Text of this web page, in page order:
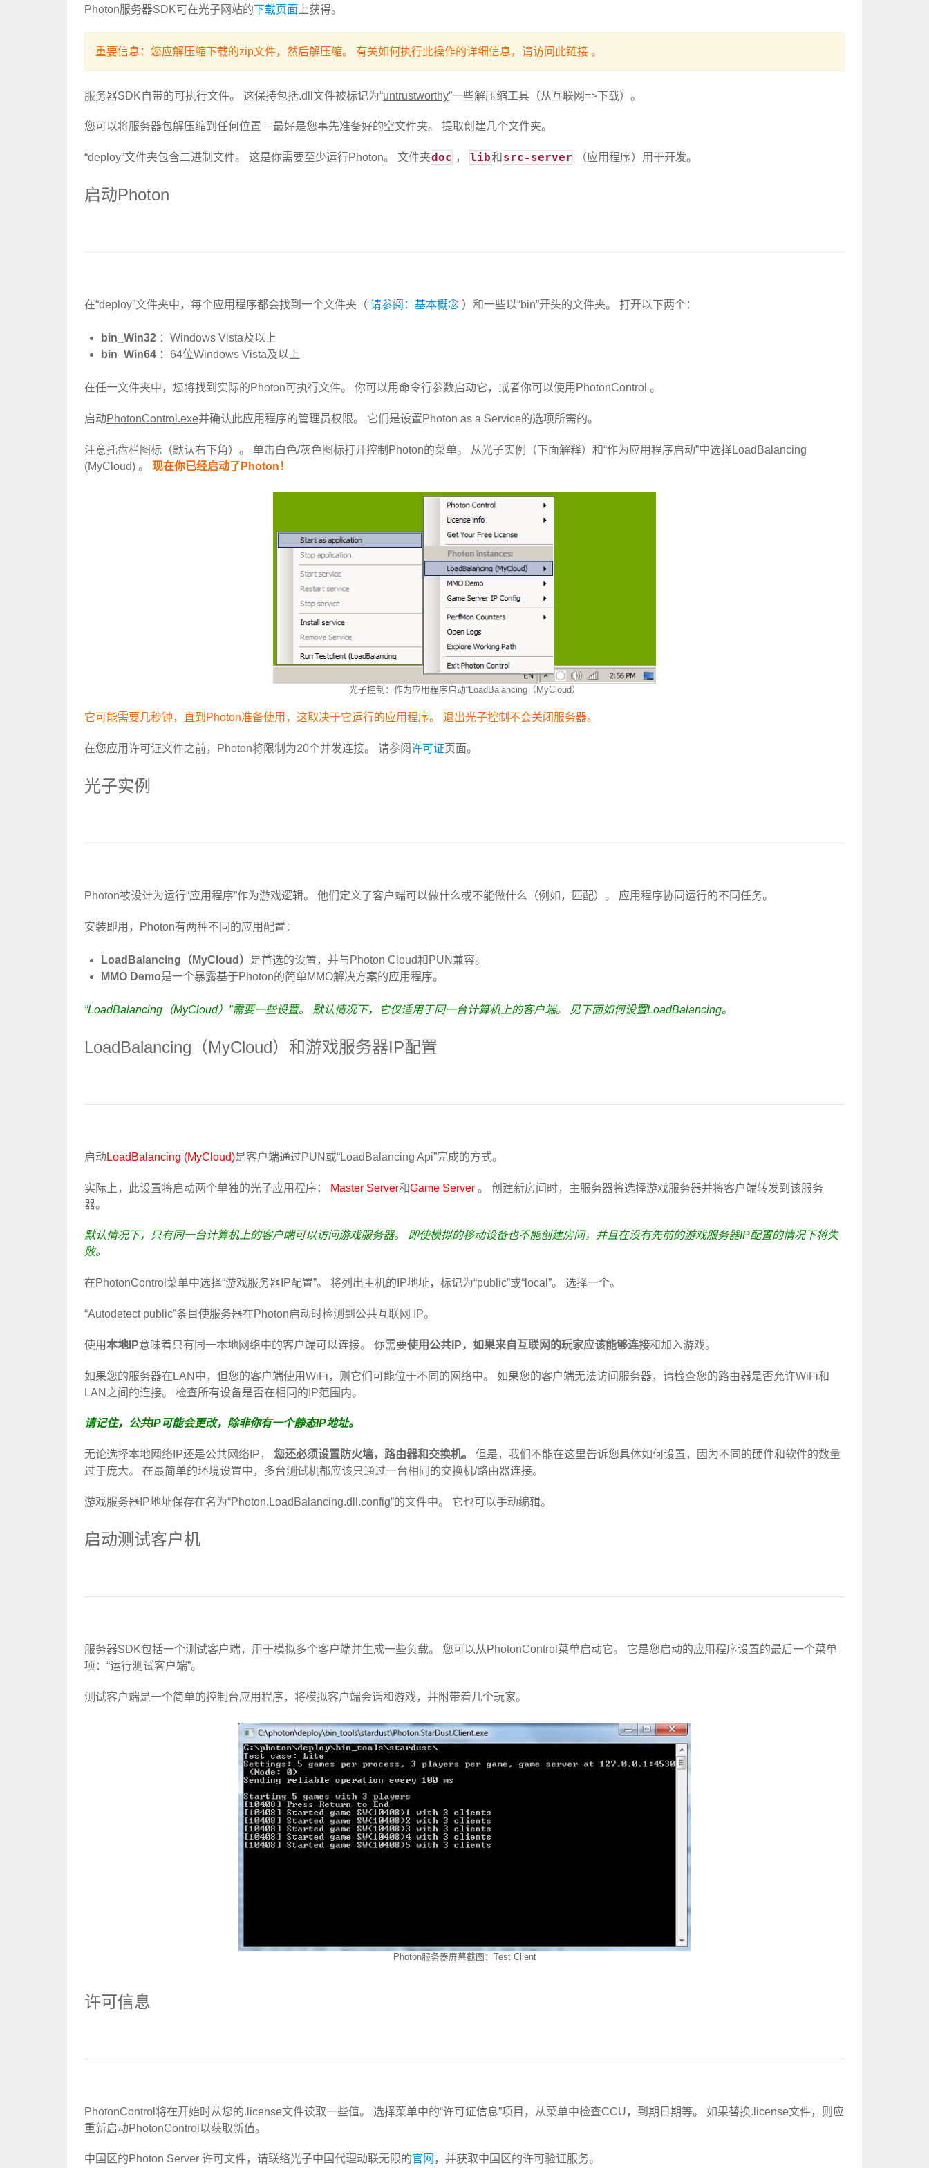
Photon服务器SDK可在光子网站的下载页面 上获得。
重要信息：您应解压缩下载的zip文件，然后解压缩。 有关如何执行此操作的详细信息，请访问 此链接 。
服务器SDK自带的可执行文件。 这保持包括.dll文件被标记为“untrustworthy”一些解压缩工具（从互联网=>下载）。
您可以将服务器包解压缩到任何位置 – 最好是您事先准备好的空文件夹。 提取创建几个文件夹。
“deploy”文件夹包含二进制文件。 这是你需要至少运行Photon。 文件夹doc ， lib和 src-server （应用程序）用于开发。
启动Photon
在“deploy”文件夹中，每个应用程序都会找到一个文件夹（ 请参阅：基本概念 ）和一些以“bin”开头的文件夹。 打开以下两个：
bin_Win32 ：Windows Vista及以上
bin_Win64 ：64位Windows Vista及以上
在任一文件夹中，您将找到实际的Photon可执行文件。 你可以用命令行参数启动它，或者你可以使用 PhotonControl 。
启动PhotonControl.exe并确认此应用程序的管理员权限。 它们是设置Photon as a Service的选项所需的。
注意托盘栏图标（默认右下角）。 单击白色/灰色图标打开控制Photon的菜单。 从光子实例（下面解释）和“作为应用程序启动”中选择LoadBalancing
(MyCloud) 。 现在你已经启动了Photon！
光子控制：作为应用程序启动“LoadBalancing（MyCloud）
它可能需要几秒钟，直到Photon准备使用，这取决于它运行的应用程序。 退出光子控制不会关闭服务器。
在您应用许可证文件之前，Photon将限制为20个并发连接。 请参阅许可证页面。
光子实例
Photon被设计为运行“应用程序”作为游戏逻辑。 他们定义了客户端可以做什么或不能做什么（例如，匹配）。 应用程序协同运行的不同任务。
安装即用，Photon有两种不同的应用配置：
LoadBalancing（MyCloud） 是首选的设置，并与Photon Cloud和PUN兼容。
MMO Demo是一个暴露基于Photon的简单MMO解决方案的应用程序。
“LoadBalancing（MyCloud）”需要一些设置。 默认情况下，它仅适用于同一台计算机上的客户端。 见下面如何设置LoadBalancing。
LoadBalancing（MyCloud）和游戏服务器IP配置
启动 LoadBalancing (MyCloud)是客户端通过PUN或“LoadBalancing Api”完成的方式。
实际上，此设置将启动两个单独的光子应用程序： Master Server和Game Server 。 创建新房间时，主服务器将选择游戏服务器并将客户端转发到该服务
器。
默认情况下，只有同一台计算机上的客户端可以访问游戏服务器。 即使模拟的移动设备也不能创建房间，并且在没有先前的游戏服务器IP配置的情况下将失
败。
在PhotonControl菜单中选择“游戏服务器IP配置”。 将列出主机的IP地址，标记为“public”或“local”。 选择一个。
“Autodetect public”条目使服务器在Photon启动时检测到公共互联网 IP。
使用本地IP意味着只有同一本地网络中的客户端可以连接。 你需要使用公共IP，如果来自互联网的玩家应该能够连接和加入游戏。
如果您的服务器在LAN中，但您的客户端使用WiFi，则它们可能位于不同的网络中。 如果您的客户端无法访问服务器，请检查您的路由器是否允许WiFi和
LAN之间的连接。 检查所有设备是否在相同的IP范围内。
请记住，公共IP可能会更改，除非你有一个静态IP地址。
无论选择本地网络IP还是公共网络IP， 您还必须设置防火墙，路由器和交换机。
但是，我们不能在这里告诉您具体如何设置，因为不同的硬件和软件的数量
过于庞大。 在最简单的环境设置中，多台测试机都应该只通过一台相同的交换机/路由器连接。
游戏服务器IP地址保存在名为“Photon.LoadBalancing.dll.config”的文件中。 它也可以手动编辑。
启动测试客户机
服务器SDK包括一个测试客户端，用于模拟多个客户端并生成一些负载。 您可以从PhotonControl菜单启动它。 它是您启动的应用程序设置的最后一个菜单
项：“运行测试客户端”。
测试客户端是一个简单的控制台应用程序，将模拟客户端会话和游戏，并附带着几个玩家。
Photon服务器屏幕截图：Test Client
许可信息
PhotonControl将在开始时从您的.license文件读取一些值。 选择菜单中的“许可证信息”项目，从菜单中检查CCU，到期日期等。 如果替换.license文件，则应
重新启动PhotonControl以获取新值。
中国区的Photon Server 许可文件，请联络光子中国代理动联无限的官网 ，并获取中国区的许可验证服务。